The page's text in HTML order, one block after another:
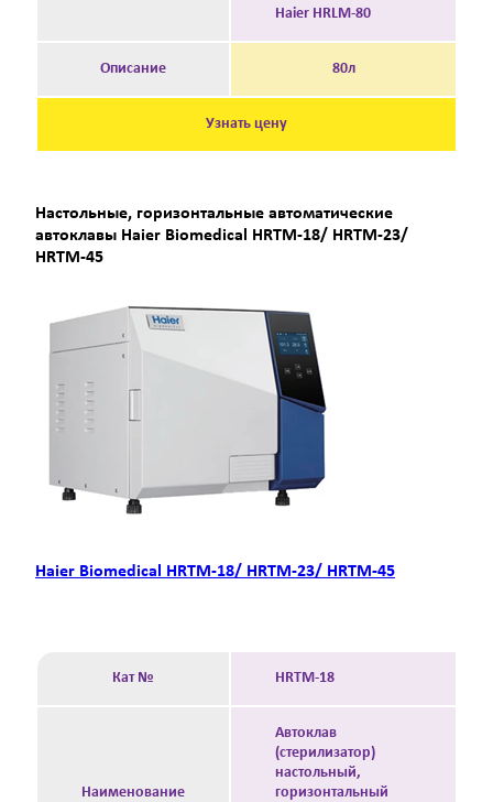
Haier HRLM-80
Описание 80л
Узнать цену
Настольные, горизонтальные автоматические
автоклавы Haier Biomedical HRTM-18/ HRTM-23/
HRTM-45
Haier Biomedical HRTM-18/ HRTM-23/ HRTM-45
Кат № HRTM-18
Наименование
Автоклав
(стерилизатор)
настольный,
горизонтальный